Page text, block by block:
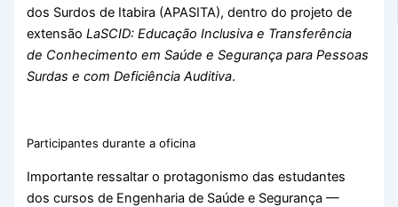
dos Surdos de Itabira (APASITA), dentro do projeto de
extensãoLaSCID: Educação Inclusiva e Transferência
de Conhecimento em Saúde e Segurança para Pessoas
Surdas e com Deficiência Auditiva.
Participantes durante a oficina
Importante ressaltar o protagonismo das estudantes
dos cursos de Engenharia de Saúde e Segurança —